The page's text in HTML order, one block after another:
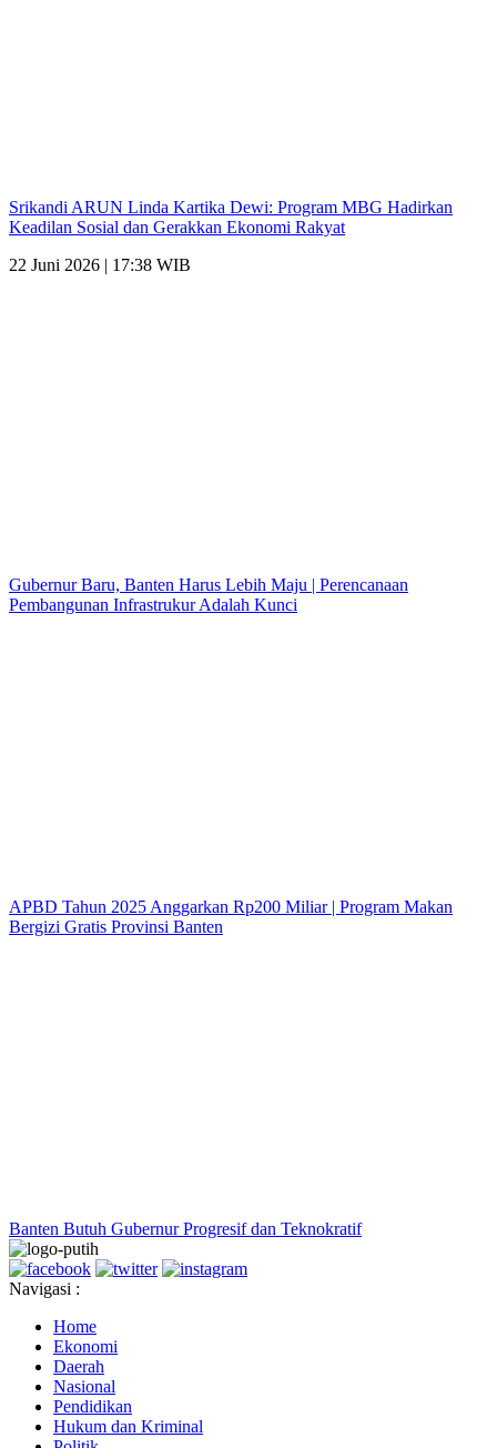
Srikandi ARUN Linda Kartika Dewi: Program MBG Hadirkan
Keadilan Sosial dan Gerakkan Ekonomi Rakyat
22 Juni 2026 | 17:38 WIB
Gubernur Baru, Banten Harus Lebih Maju | Perencanaan
Pembangunan Infrastrukur Adalah Kunci
APBD Tahun 2025 Anggarkan Rp200 Miliar | Program Makan
Bergizi Gratis Provinsi Banten
Banten Butuh Gubernur Progresif dan Teknokratif
Navigasi :
Home
Ekonomi
Daerah
Nasional
Pendidikan
Hukum dan Kriminal